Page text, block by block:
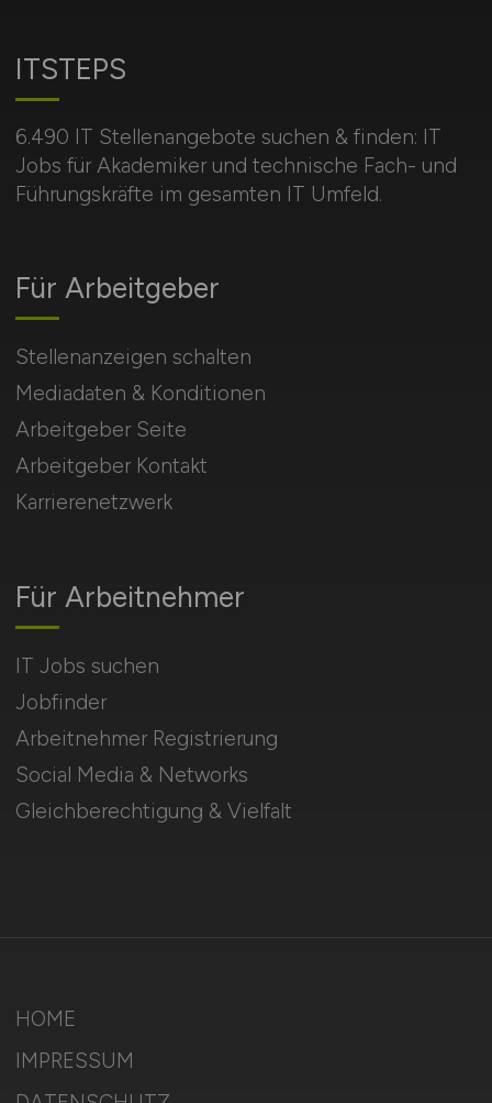
ITSTEPS
6.490 IT Stellenangebote suchen & finden: IT
Jobs für Akademiker und technische Fach- und
Führungskräfte im gesamten IT Umfeld.
Für Arbeitnehmer
IT Jobs suchen
Jobfinder
Arbeitnehmer Registrierung
Social Media & Networks
Gleichberechtigung & Vielfalt
Für Arbeitgeber
Stellenanzeigen schalten
Mediadaten & Konditionen
Arbeitgeber Seite
Arbeitgeber Kontakt
Karrierenetzwerk
HOME
IMPRESSUM